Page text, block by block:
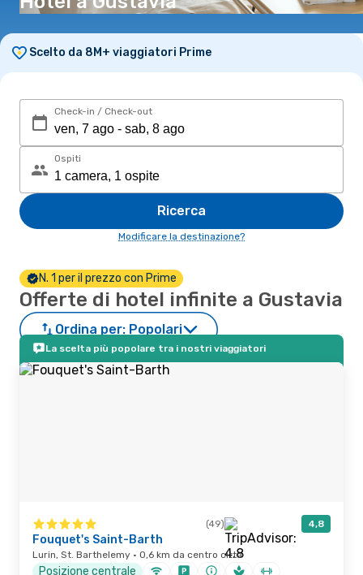
Scelto da 8M+ viaggiatori Prime
Check-in / Check-out
Ospiti
Ricerca
Modificare la destinazione?
N. 1 per il prezzo con Prime
Offerte di hotel infinite a Gustavia
Ordina per: Popolari
La scelta più popolare tra i nostri viaggiatori
(49) 4,8
Fouquet's Saint-Barth
Lurin, St. Barthelemy · 0,6 km da centro città
Posizione centrale